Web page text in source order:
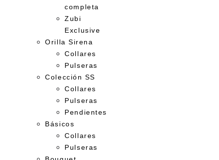
completa
Zubi
Exclusive
Orilla Sirena
Collares
Pulseras
Colección SS
Collares
Pulseras
Pendientes
Básicos
Collares
Pulseras